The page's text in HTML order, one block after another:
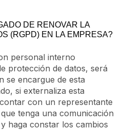
DE RENOVAR LA
(RGPD) EN LA EMPRESA?
personal interno
protección de datos, será
se encargue de esta
si externaliza esta
con un representante
tenga una comunicación
haga constar los cambios